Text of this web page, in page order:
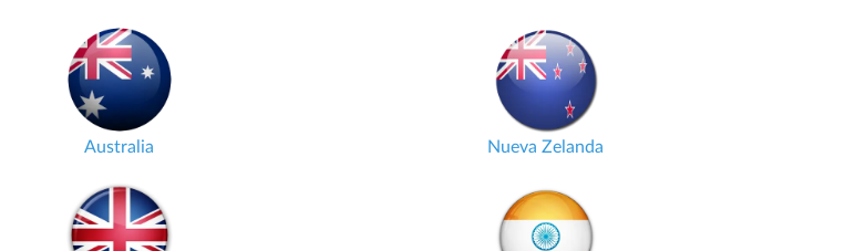
Australia Nueva Zelanda